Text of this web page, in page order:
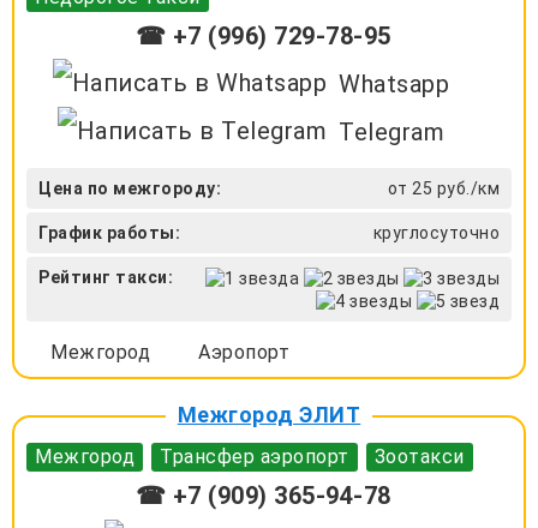
☎ +7 (996) 729-78-95
Whatsapp
Telegram
Цена по межгороду: от 25 руб./км
График работы: круглосуточно
Рейтинг такси:
Межгород Аэропорт
Межгород ЭЛИТ
Межгород Трансфер аэропорт Зоотакси
☎ +7 (909) 365-94-78